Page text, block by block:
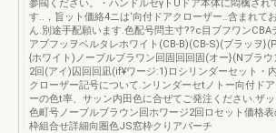
参閥ください。・ハンドルセγトUドア本体に悶檎され
す..，旨ット価絡4ニは‘向付ドアクローザー..含まれて
ん.別途手配願います.色配号問主寸??c目ブフワンCBA
アブフッヲベルタレホワイト(CB-B)(CB-S)(ブラッヲ
{ホワイト)ノーブルブラワン回固回回固(オー}(Nブラ
2回(アイ)囚回回凪(if¥ワージ:1)ロシリンダーセット・
クローザー記号について.ンリンダーセtノトー向付ド
ーの色t率、サッン内田色に合ぜてご発注ください.ザ
色町号ノーブルブラウン回ホワージ2回ロセット価格
枠組合せ詳細向圏色JS窓枠クりアパーチ